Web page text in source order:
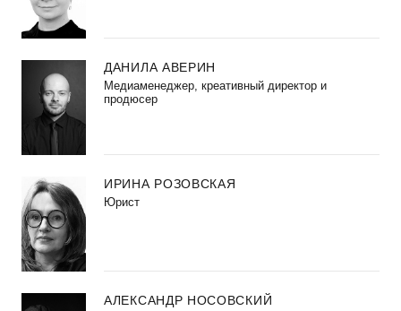
ДАНИЛА АВЕРИН
Медиаменеджер, креативный директор и
продюсер
ИРИНА РОЗОВСКАЯ
Юрист
АЛЕКСАНДР НОСОВСКИЙ